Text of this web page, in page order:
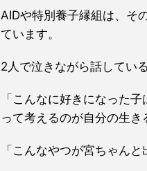
AIDや特別養子縁組は、そ
ています。
2人で泣きながら話してい
「こんなに好きになった
って考えるのが自分の生き
「こんなやつが宮ちゃん